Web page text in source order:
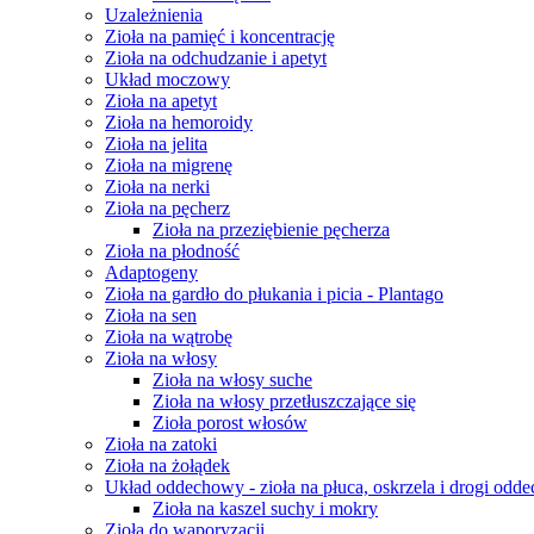
Uzależnienia
Zioła na pamięć i koncentrację
Zioła na odchudzanie i apetyt
Układ moczowy
Zioła na apetyt
Zioła na hemoroidy
Zioła na jelita
Zioła na migrenę
Zioła na nerki
Zioła na pęcherz
Zioła na przeziębienie pęcherza
Zioła na płodność
Adaptogeny
Zioła na gardło do płukania i picia - Plantago
Zioła na sen
Zioła na wątrobę
Zioła na włosy
Zioła na włosy suche
Zioła na włosy przetłuszczające się
Zioła porost włosów
Zioła na zatoki
Zioła na żołądek
Układ oddechowy - zioła na płuca, oskrzela i drogi
Zioła na kaszel suchy i mokry
Zioła do waporyzacji